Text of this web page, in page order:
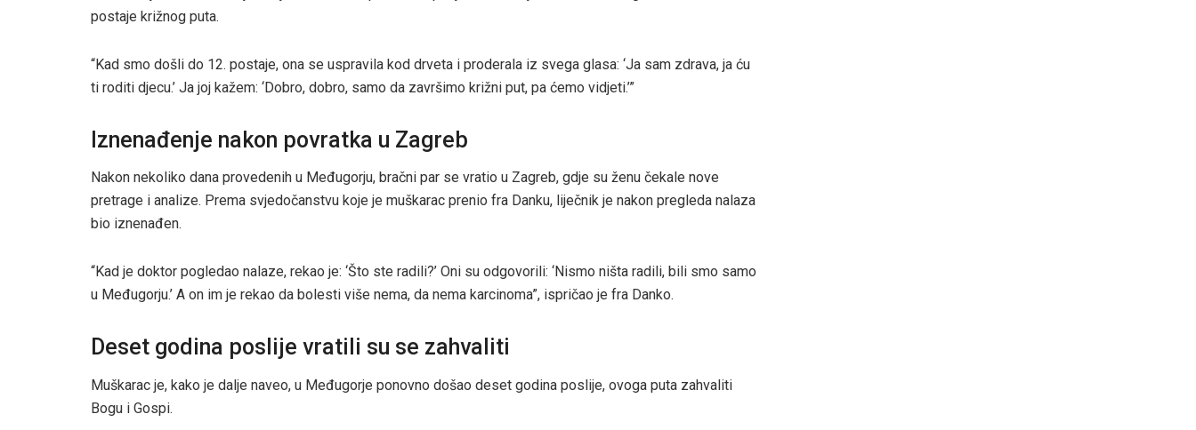
postaje križnog puta.
“Kad smo došli do 12. postaje, ona se uspravila kod drveta i proderala iz svega glasa: ‘Ja sam zdrava, ja ću
ti roditi djecu.’ Ja joj kažem: ‘Dobro, dobro, samo da završimo križni put, pa ćemo vidjeti.’”
Iznenađenje nakon povratka u Zagreb
Nakon nekoliko dana provedenih u Međugorju, bračni par se vratio u Zagreb, gdje su ženu čekale nove
pretrage i analize. Prema svjedočanstvu koje je muškarac prenio fra Danku, liječnik je nakon pregleda nalaza
bio iznenađen.
“Kad je doktor pogledao nalaze, rekao je: ‘Što ste radili?’ Oni su odgovorili: ‘Nismo ništa radili, bili smo samo
u Međugorju.’ A on im je rekao da bolesti više nema, da nema karcinoma”, ispričao je fra Danko.
Deset godina poslije vratili su se zahvaliti
Muškarac je, kako je dalje naveo, u Međugorje ponovno došao deset godina poslije, ovoga puta zahvaliti
Bogu i Gospi.